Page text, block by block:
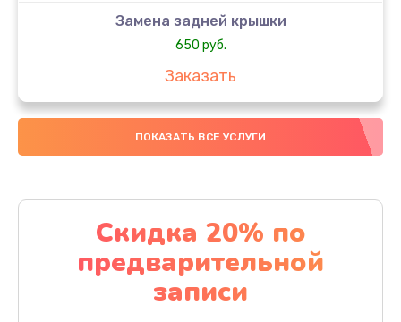
Замена задней крышки
650 руб.
Заказать
Замена аккумулятора
4000 руб.
Замена материнской платы
1100 руб.
Заказать
ПОКАЗАТЬ ВСЕ УСЛУГИ
Скидка 20% по
предварительной
записи